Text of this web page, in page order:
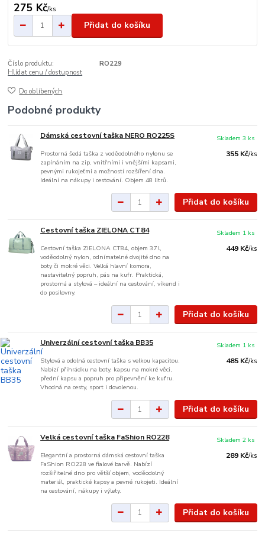
275 Kč/ks
Přidat do košíku
Číslo produktu:
RO229
Hlídat cenu / dostupnost
Do oblíbených
Podobné produkty
Dámská cestovní taška NERO RO225S
Prostorná šedá taška z voděodolného nylonu se
zapínáním na zip, vnitřními i vnějšími kapsami,
pevnými rukojeťmi a možností rozšíření dna.
Ideální na nákupy i cestování. Objem 48 litrů.
355 Kč/ks
Skladem 3 ks
Přidat do košíku
Cestovní taška ZIELONA CT84
Cestovní taška ZIELONA CT84, objem 37 l,
voděodolný nylon, odnímatelné dvojité dno na
boty či mokré věci. Velká hlavní komora,
nastavitelný popruh, pás na kufr. Praktická,
prostorná a stylová – ideální na cestování, víkend i
do posilovny.
449 Kč/ks
Skladem 1 ks
Přidat do košíku
Univerzální cestovní taška BB35
Stylová a odolná cestovní taška s velkou kapacitou.
Nabízí přihrádku na boty, kapsu na mokré věci,
přední kapsu a popruh pro připevnění ke kufru.
Vhodná na cesty, sport i dovolenou.
485 Kč/ks
Skladem 1 ks
Přidat do košíku
Velká cestovní taška FaShion RO228
Elegantní a prostorná dámská cestovní taška
FaShion RO228 ve fialové barvě. Nabízí
rozšiřitelné dno pro větší objem, voděodolný
materiál, praktické kapsy a pevné rukojeti. Ideální
na cestování, nákupy i výlety.
289 Kč/ks
Skladem 2 ks
Přidat do košíku